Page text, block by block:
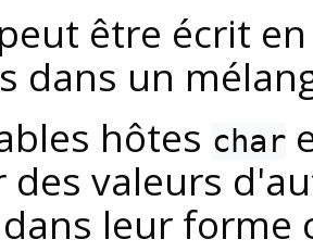
être écrit
dans un
hôtes char
des valeurs
leur forme